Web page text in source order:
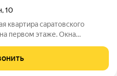
,10
квартира саратовского
первом этаже. Окна
потолки. При продаже
шкаф. Дом